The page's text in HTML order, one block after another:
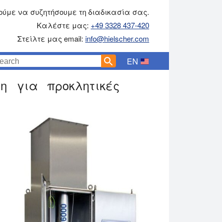
να συζητήσουμε τη διαδικασία σας.
Καλέστε μας: +49 3328 437-420
Στείλτε μας email: info@hielscher.com
EN
για προκλητικές